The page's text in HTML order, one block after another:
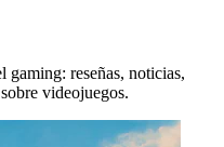
gaming: reseñas, noticias,
videojuegos.